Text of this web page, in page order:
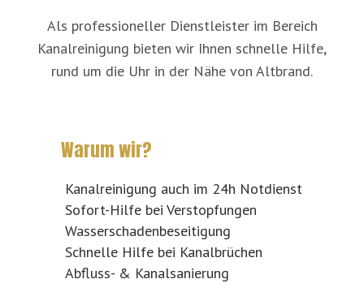
Als professioneller Dienstleister im Bereich
Kanalreinigung bieten wir Ihnen schnelle Hilfe,
rund um die Uhr in der Nähe von Altbrand.
Warum wir?
Kanalreinigung auch im 24h Notdienst
Sofort-Hilfe bei Verstopfungen
Wasserschadenbeseitigung
Schnelle Hilfe bei Kanalbrüchen
Abfluss- & Kanalsanierung